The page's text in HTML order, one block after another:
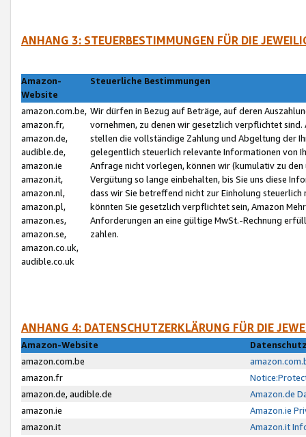
ANHANG 3: STEUERBESTIMMUNGEN FÜR DIE
Amazon-
Website
Steuerliche Bestimmungen
amazon.com.be,
amazon.fr,
amazon.de,
audible.de,
amazon.ie
amazon.it,
amazon.nl,
amazon.pl,
amazon.es,
amazon.se,
amazon.co.uk,
audible.co.uk
Wir dürfen in Bezug auf Beträge, auf deren
vornehmen, zu denen wir gesetzlich verpflichtet
stellen die vollständige Zahlung und Abgeltung der
gelegentlich steuerlich relevante Informationen von
Anfrage nicht vorlegen, können wir (kumulativ zu
Vergütung so lange einbehalten, bis Sie uns diese
dass wir Sie betreffend nicht zur Einholung
könnten Sie gesetzlich verpflichtet sein, Amazon
Anforderungen an eine gültige MwSt.-Rechnung
zahlen.
ANHANG 4: DATENSCHUTZERKLÄRUNG FÜR DIE
Amazon-Website
amazon.com.be
amazon.fr
amazon.de, audible.de
Amazon.de
amazon.ie
Amazon.ie
amazon.it
Amazon.it